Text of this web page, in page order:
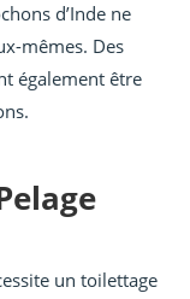
d’Inde ne
mêmes. Des
également être
un toilettage